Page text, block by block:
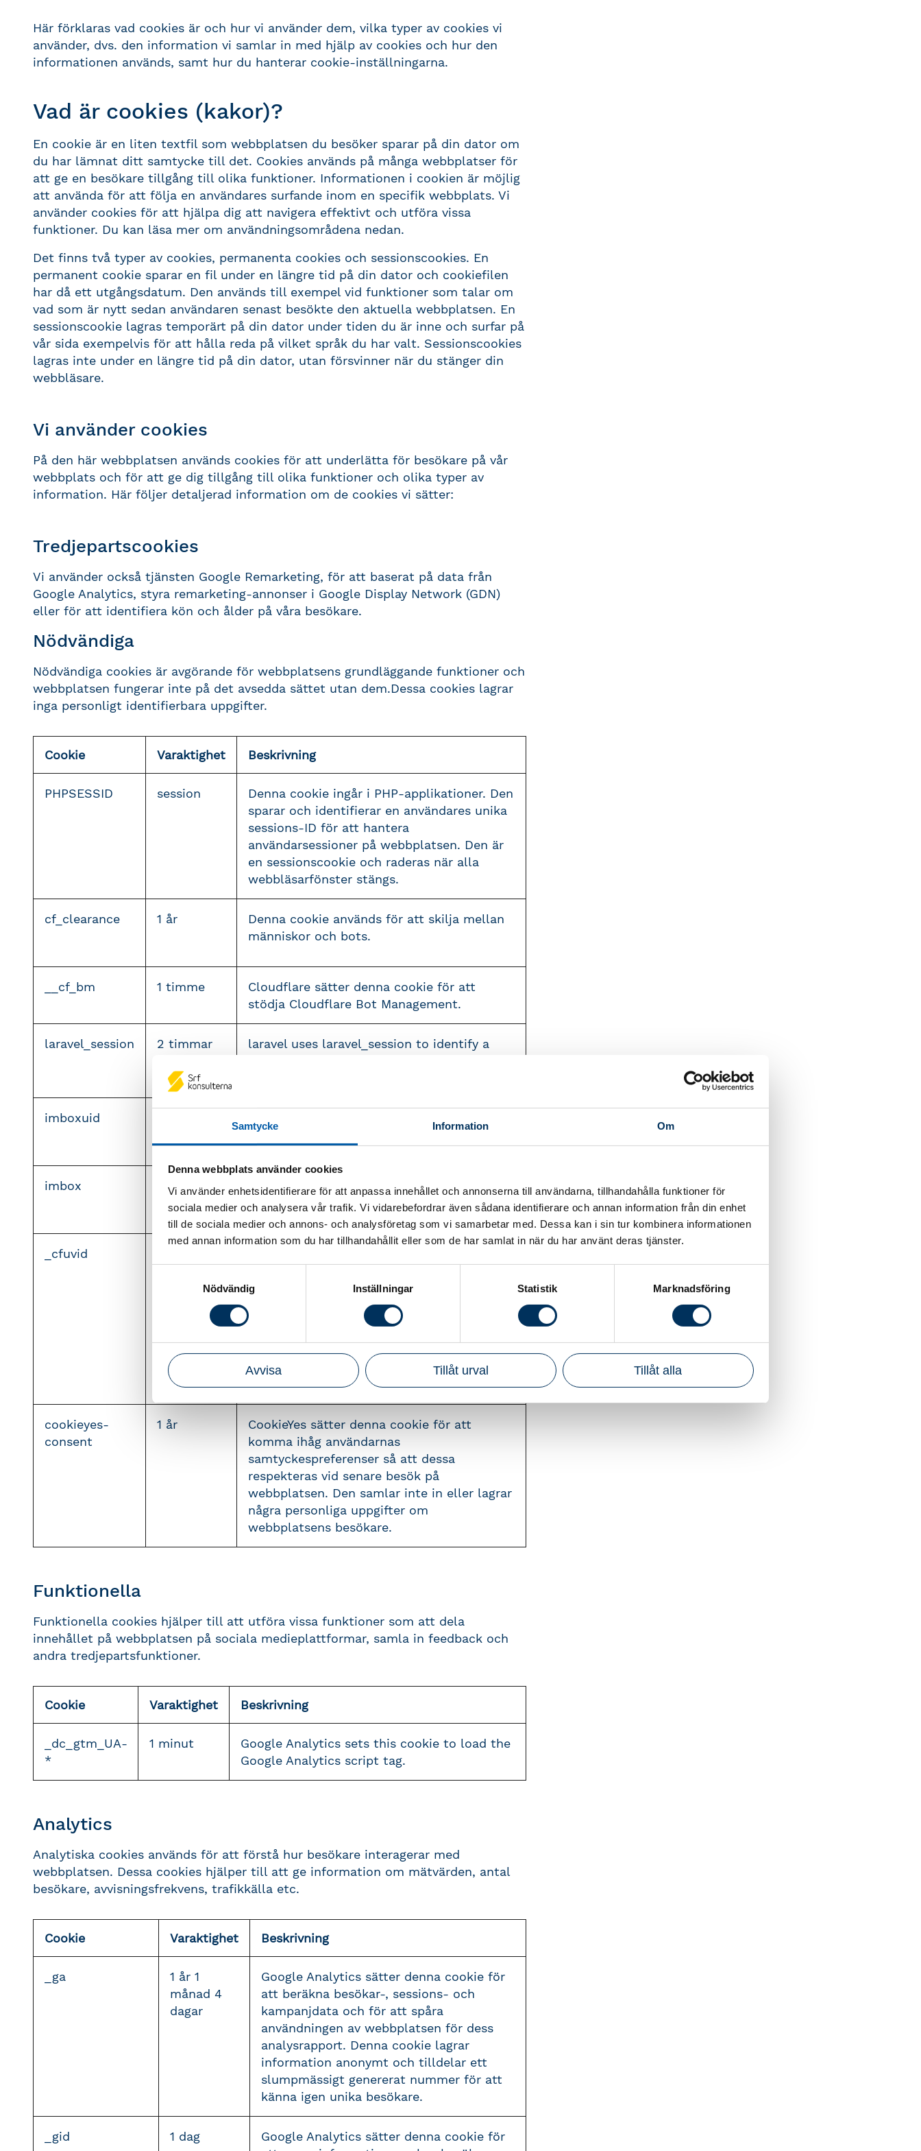
Samtycke Information Om
Denna webbplats använder cookies
Vi använder enhetsidentifierare för att anpassa innehållet och annonserna till användarna, tillhandahålla funktioner för
sociala medier och analysera vår trafik. Vi vidarebefordrar även sådana identifierare och annan information från din enhet
till de sociala medier och annons- och analysföretag som vi samarbetar med. Dessa kan i sin tur kombinera informationen
med annan information som du har tillhandahållit eller som de har samlat in när du har använt deras tjänster.
Nödvändig
Inställningar Statistik Marknadsföring
Avvisa Tillåt urval Tillåt alla
Här förklaras vad cookies är och hur vi använder dem, vilka typer av cookies vi
använder, dvs. den information vi samlar in med hjälp av cookies och hur den
informationen används, samt hur du hanterar cookie-inställningarna.
Vad är cookies (kakor)?
En cookie är en liten textfil som webbplatsen du besöker sparar på din dator om
du har lämnat ditt samtycke till det. Cookies används på många webbplatser för
att ge en besökare tillgång till olika funktioner. Informationen i cookien är möjlig
att använda för att följa en användares surfande inom en specifik webbplats. Vi
använder cookies för att hjälpa dig att navigera effektivt och utföra vissa
funktioner. Du kan läsa mer om användningsområdena nedan.
Det finns två typer av cookies, permanenta cookies och sessionscookies. En
permanent cookie sparar en fil under en längre tid på din dator och cookiefilen
har då ett utgångsdatum. Den används till exempel vid funktioner som talar om
vad som är nytt sedan användaren senast besökte den aktuella webbplatsen. En
sessionscookie lagras temporärt på din dator under tiden du är inne och surfar på
vår sida exempelvis för att hålla reda på vilket språk du har valt. Sessionscookies
lagras inte under en längre tid på din dator, utan försvinner när du stänger din
webbläsare.
Vi använder cookies
På den här webbplatsen används cookies för att underlätta för besökare på vår
webbplats och för att ge dig tillgång till olika funktioner och olika typer av
information. Här följer detaljerad information om de cookies vi sätter:
Tredjepartscookies
Vi använder också tjänsten Google Remarketing, för att baserat på data från
Google Analytics, styra remarketing-annonser i Google Display Network (GDN)
eller för att identifiera kön och ålder på våra besökare.
Nödvändiga
Nödvändiga cookies är avgörande för webbplatsens grundläggande funktioner och
webbplatsen fungerar inte på det avsedda sättet utan dem.Dessa cookies lagrar
inga personligt identifierbara uppgifter.
Cookie Varaktighet Beskrivning
PHPSESSID session
Denna cookie ingår i PHP-applikationer. Den
sparar och identifierar en användares unika
sessions-ID för att hantera
användarsessioner på webbplatsen. Den är
en sessionscookie och raderas när alla
webbläsarfönster stängs.
cf_clearance 1 år
Denna cookie används för att skilja mellan
människor och bots.
__cf_bm 1 timme
Cloudflare sätter denna cookie för att
stödja Cloudflare Bot Management.
laravel_session 2 timmar
laravel uses laravel_session to identify a
imboxuid
chatfunktionalitet.
imbox 1 månad
Denna cookie sparar information om
widgetens status/tillstånd.
_cfuvid
användare som delar samma IP-adress.
Besökare som inte tillhandahåller cookien
kommer sannolikt att grupperas
tillsammans och kanske inte kan komma åt
sidan om det finns många andra besökare
från samma IP-adress.
cookieyes-
consent
1 år
CookieYes sätter denna cookie för att
komma ihåg användarnas
samtyckespreferenser så att dessa
respekteras vid senare besök på
webbplatsen. Den samlar inte in eller lagrar
några personliga uppgifter om
webbplatsens besökare.
Funktionella
Funktionella cookies hjälper till att utföra vissa funktioner som att dela
innehållet på webbplatsen på sociala medieplattformar, samla in feedback och
andra tredjepartsfunktioner.
Cookie Varaktighet Beskrivning
_dc_gtm_UA-
*
1 minut
Google Analytics sets this cookie to load the
Google Analytics script tag.
Analytics
Analytiska cookies används för att förstå hur besökare interagerar med
webbplatsen. Dessa cookies hjälper till att ge information om mätvärden, antal
besökare, avvisningsfrekvens, trafikkälla etc.
Cookie Varaktighet Beskrivning
_ga
1 år 1
månad 4
dagar
Google Analytics sätter denna cookie för
att beräkna besökar-, sessions- och
kampanjdata och för att spåra
användningen av webbplatsen för dess
analysrapport. Denna cookie lagrar
information anonymt och tilldelar ett
slumpmässigt genererat nummer för att
känna igen unika besökare.
_gid 1 dag
Google Analytics sätter denna cookie för